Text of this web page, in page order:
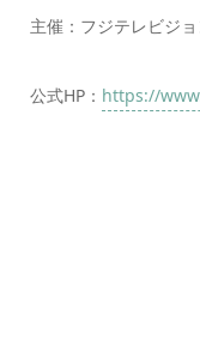
主催：フジテレビ
公式HP： https://